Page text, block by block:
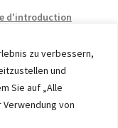
zu verbessern,
und
Sie auf „Alle
von
d'introduction
of the ERUON